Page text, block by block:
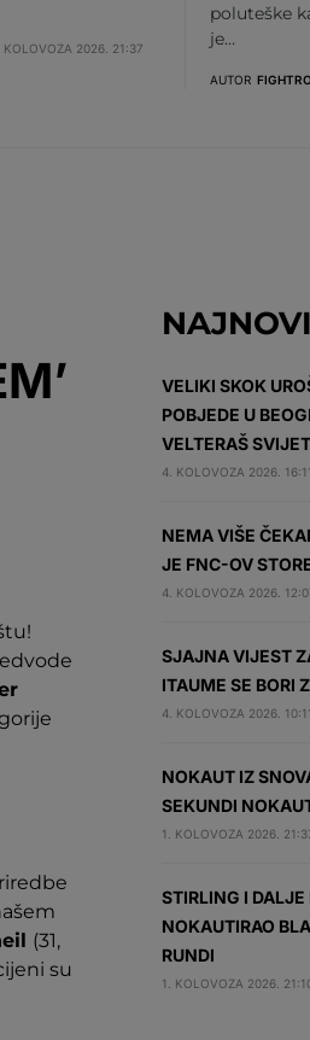
KOLOVOZA 2026. 21:37
poluteške
je…
AUTOR
(31,
su
VELIKI SKOK
POBJEDE U
VELTERAŠ
4. KOLOVOZA 2026. 16:11
NEMA VIŠE
JE FNC-OV
4. KOLOVOZA 2026.
SJAJNA VIJEST
ITAUME SE BORI
4. KOLOVOZA 2026. 10:11
NOKAUT IZ
SEKUNDI
1. KOLOVOZA 2026.
STIRLING I
NOKAUTIRAO
RUNDI
1. KOLOVOZA 2026.